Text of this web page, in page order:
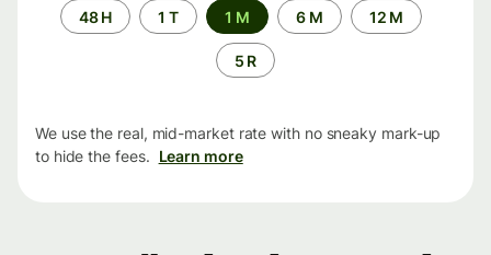
Time
period
48 H 1 T 1 M 6 M 12 M
5 R
We use the real, mid-market rate with no sneaky mark-up
to hide the fees. Learn more